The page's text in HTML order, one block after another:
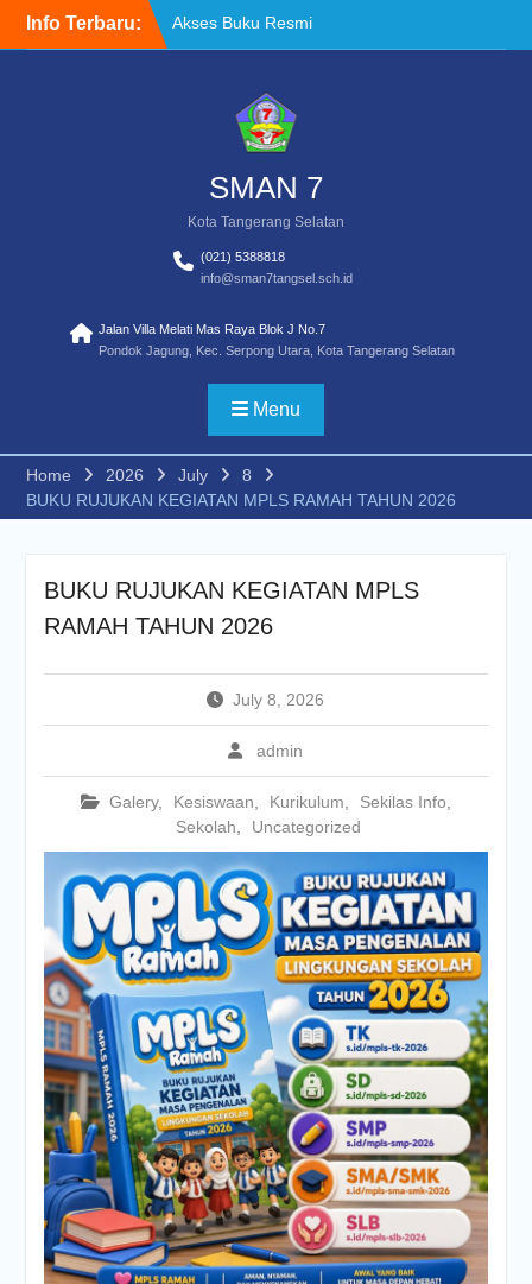
Info Terbaru:
Akses Buku Resmi
Kemendikdasmen melalui
Perbukuan Indonesia (SIBI)
WELCOME BACK TO
SMAN 7
Kota Tangerang Selatan
(021) 5388818
info@sman7tangsel.sch.id
Jalan Villa Melati Mas Raya Blok J No.7
Pondok Jagung, Kec. Serpong Utara, Kota Tangerang Selatan
Menu
Home 2026 July
8
BUKU RUJUKAN KEGIATAN MPLS RAMAH TAHUN 2026
BUKU RUJUKAN KEGIATAN MPLS
RAMAH TAHUN 2026
July 8, 2026
admin
Galery, Kesiswaan Kurikulum Sekilas Info
Sekolah
Uncategorized